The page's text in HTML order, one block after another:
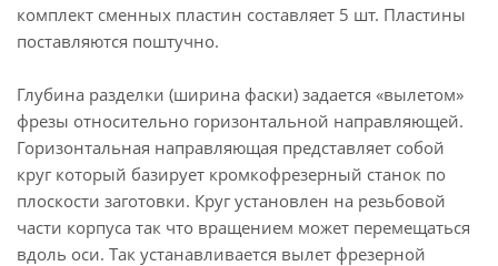
комплект сменных пластин составляет 5 шт. Пластины
поставляются поштучно.
Глубина разделки (ширина фаски) задается «вылетом»
фрезы относительно горизонтальной направляющей.
Горизонтальная направляющая представляет собой
круг который базирует кромкофрезерный станок по
плоскости заготовки. Круг установлен на резьбовой
части корпуса так что вращением может перемещаться
вдоль оси. Так устанавливается вылет фрезерной